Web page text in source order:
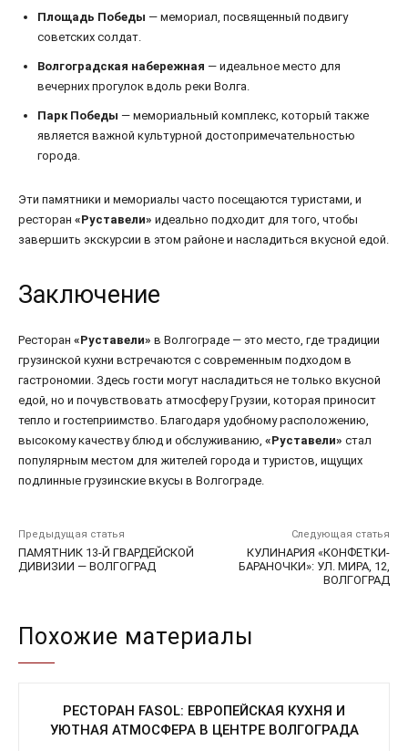
Площадь Победы — мемориал, посвященный подвигу
советских солдат.
Волгоградская набережная — идеальное место для
вечерних прогулок вдоль реки Волга.
Парк Победы — мемориальный комплекс, который также
является важной культурной достопримечательностью
города.
Эти памятники и мемориалы часто посещаются туристами, и
ресторан «Руставели» идеально подходит для того, чтобы
завершить экскурсии в этом районе и насладиться вкусной едой.
Заключение
Ресторан «Руставели» в Волгограде — это место, где традиции
грузинской кухни встречаются с современным подходом в
гастрономии. Здесь гости могут насладиться не только вкусной
едой, но и почувствовать атмосферу Грузии, которая приносит
тепло и гостеприимство. Благодаря удобному расположению,
высокому качеству блюд и обслуживанию, «Руставели» стал
популярным местом для жителей города и туристов, ищущих
подлинные грузинские вкусы в Волгограде.
Предыдущая статья
ПАМЯТНИК 13-Й ГВАРДЕЙСКОЙ
ДИВИЗИИ — ВОЛГОГРАД
Следующая статья
КУЛИНАРИЯ «КОНФЕТКИ-
БАРАНОЧКИ»: УЛ. МИРА, 12,
ВОЛГОГРАД
Похожие материалы
РЕСТОРАН FASOL: ЕВРОПЕЙСКАЯ КУХНЯ И
УЮТНАЯ АТМОСФЕРА В ЦЕНТРЕ ВОЛГОГРАДА